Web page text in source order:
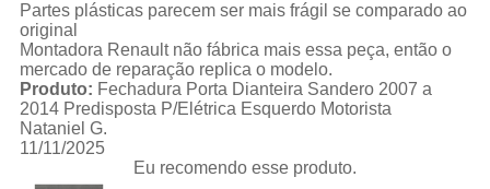
Partes plásticas parecem ser mais frágil se comparado ao
original
Montadora Renault não fábrica mais essa peça, então o
mercado de reparação replica o modelo.
Produto: Fechadura Porta Dianteira Sandero 2007 a
2014 Predisposta P/Elétrica Esquerdo Motorista
Nataniel G.
11/11/2025
Eu recomendo esse produto.